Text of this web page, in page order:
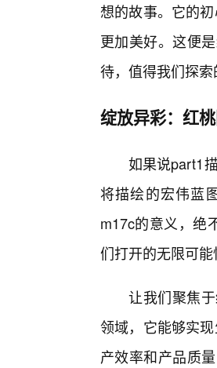
想的故事。它的
更加美好。这便
待，值得我们探索
绽放异彩：红
如果说part1
将描绘的宏伟蓝
m17c的意义，绝
们打开的无限可能
让我们聚焦
领域，它能够实
产效率和产品质